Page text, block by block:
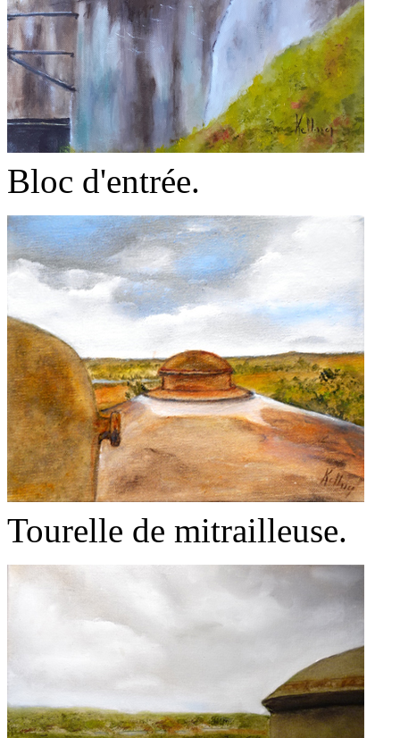
Bloc d'entrée.
Tourelle de mitrailleuse.